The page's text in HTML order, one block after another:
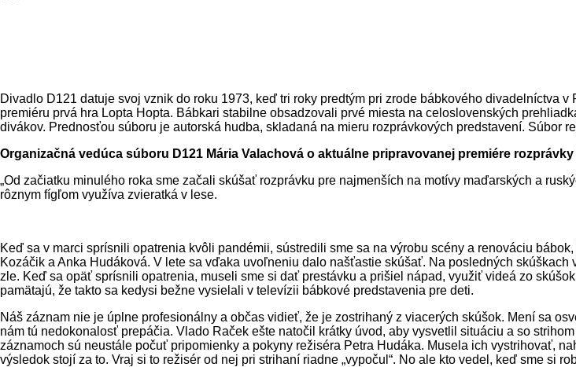
Divadlo D121 datuje svoj vznik do roku 1973, keď tri roky predtým pri zrode bábkového divadelníctva
premiéru prvá hra Lopta Hopta. Bábkari stabilne obsadzovali prvé miesta na celoslovenských
divákov. Prednosťou súboru je autorská hudba, skladaná na mieru rozprávkových predstavení. Súbor
Organizačná vedúca súboru D121 Mária Valachová o aktuálne pripravovanej premiére
„Od začiatku minulého roka sme začali skúšať rozprávku pre najmenších na motívy maďarských a
rôznym fígľom využíva zvieratká v lese.
Keď sa v marci sprísnili opatrenia kvôli pandémii, sústredili sme sa na výrobu scény a renováciu
Kozáčik a Anka Hudáková. V lete sa vďaka uvoľneniu dalo našťastie skúšať. Na posledných
zle. Keď sa opäť sprísnili opatrenia, museli sme si dať prestávku a prišiel nápad, využiť videá zo
pamätajú, že takto sa kedysi bežne vysielali v televízii bábkové predstavenia pre deti.
Náš záznam nie je úplne profesionálny a občas vidieť, že je zostrihaný z viacerých skúšok. Mení sa
nám tú nedokonalosť prepáčia. Vlado Raček ešte natočil krátky úvod, aby vysvetlil situáciu a so
záznamoch sú neustále počuť pripomienky a pokyny režiséra Petra Hudáka. Musela ich vystrihovať,
výsledok stojí za to. Vraj si to režisér od nej pri strihaní riadne „vypočul“. No ale kto vedel, keď sme si